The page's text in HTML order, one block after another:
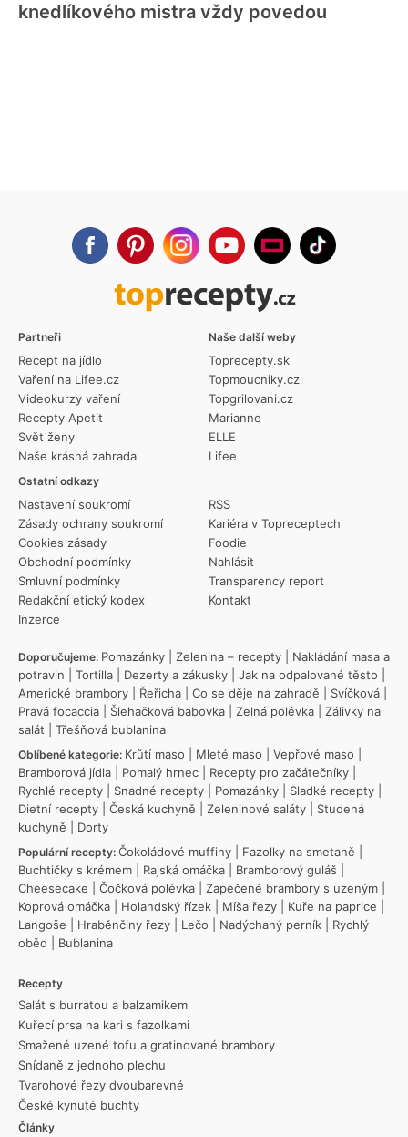
knedlíkového mistra vždy povedou
Partneři
Recept na jídlo
Vaření na Lifee.cz
Videokurzy vaření
Recepty Apetit
Svět ženy
Naše krásná zahrada
Ostatní odkazy
Nastavení soukromí
Zásady ochrany soukromí
Cookies zásady
Obchodní podmínky
Smluvní podmínky
Redakční etický kodex
Inzerce
RSS
Kariéra v Topreceptech
Foodie
Nahlásit
Transparency report
Kontakt
Naše další weby
Toprecepty.sk
Topmoucniky.cz
Topgrilovani.cz
Marianne
ELLE
Lifee
Doporučujeme: Pomazánky Zelenina – recepty
Nakládání masa a
potravin
Tortilla Dezerty a zákusky Jak na odpalované těsto
Americké brambory
Řeřicha Co se děje na zahradě Svíčková
Pravá focaccia
Šlehačková bábovka Zelná polévka
Zálivky na
salát
Třešňová bublanina
Oblíbené kategorie: Krůtí maso Mleté maso Vepřové maso
Bramborová jídla
Pomalý hrnec Recepty pro začátečníky
Rychlé recepty
Snadné recepty Pomazánky Sladké recepty
Dietní recepty
Česká kuchyně Zeleninové saláty
Studená
kuchyně
Dorty
Populární recepty: Čokoládové muffiny Fazolky na smetaně
Buchtičky s krémem
Rajská omáčka Bramborový guláš
Cheesecake
Čočková polévka Zapečené brambory s uzeným
Koprová omáčka
Holandský řízek Míša řezy Kuře na paprice
Langoše
Hraběnčiny řezy Lečo Nadýchaný perník
Rychlý
oběd
Bublanina
Recepty
Salát s burratou a balzamikem
Kuřecí prsa na kari s fazolkami
Smažené uzené tofu a gratinované brambory
Snídaně z jednoho plechu
Tvarohové řezy dvoubarevné
České kynuté buchty
Články